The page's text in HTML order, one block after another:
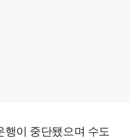
이 중단됐으며 수도